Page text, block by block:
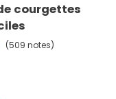
courgettes
(509 notes)